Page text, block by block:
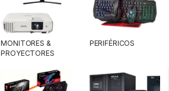
MONITORES &
PROYECTORES
PERIFÉRICOS